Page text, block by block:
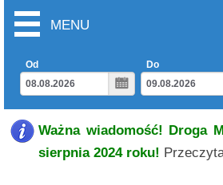
MENU
Od
Do
Ważna wiadomość! Droga
sierpnia 2024 roku!